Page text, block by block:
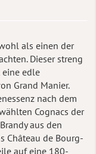
als einen der
Dieser streng
edle
Grand Manier.
nach dem
Cognacs der
aus den
Château de Bourg-
auf eine 180-